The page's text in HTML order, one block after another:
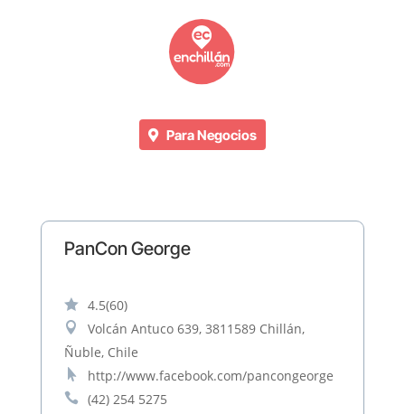
Para Negocios
PanCon George
 4.5(60)

Volcán Antuco 639, 3811589 Chillán,
Ñuble, Chile
 http://www.facebook.com/pancongeorge
 (42) 254 5275